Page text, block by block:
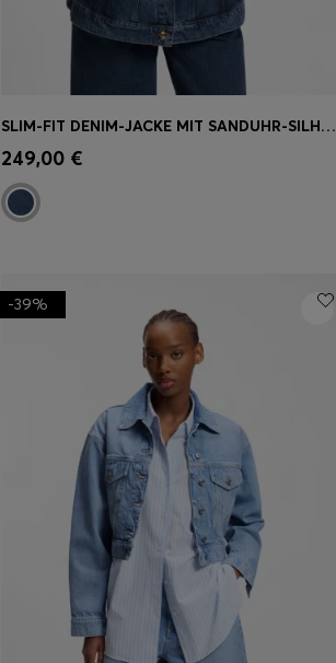
Schnelleinkauf
Größe)
SLIM-FIT DENIM-JACKE MIT SANDUHR-SILHOUETTE AUS JAPANISCHEM BAUMWOLL-DENIM
249,00 €
-39%